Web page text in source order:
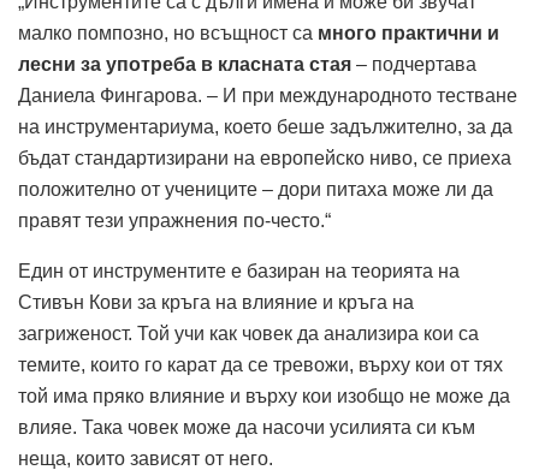
малко помпозно, но всъщност са много практични и
лесни за употреба в класната стая – подчертава
Даниела Фингарова. – И при международното тестване
на инструментариума, което беше задължително, за да
бъдат стандартизирани на европейс­ко ниво, се приеха
положително от учениците – дори питаха може ли да
правят тези упражнения по-често.“
Един от инструментите е базиран на теорията на
Стивън Кови за кръга на влияние и кръга на
загриженост. Той учи как човек да анализира кои са
темите, които го карат да се тревожи, върху кои от тях
той има пряко влияние и върху кои изобщо не може да
влияе. Така човек може да насочи усилията си към
неща, които зависят от него.